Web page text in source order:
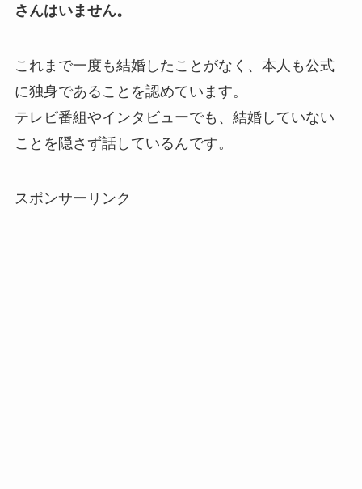
さんはいません。
これまで一度も結婚したことがなく、本人も公式
に独身であることを認めています。
テレビ番組やインタビューでも、結婚していない
ことを隠さず話しているんです。
スポンサーリンク